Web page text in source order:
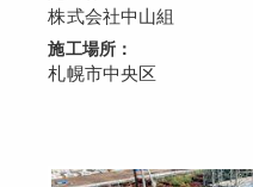
株式会社中山組
施工場所：
札幌市中央区